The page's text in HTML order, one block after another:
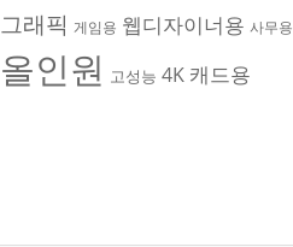
그래픽 게임용 웹디자이너용 사무용
올인원 고성능 4K 캐드용